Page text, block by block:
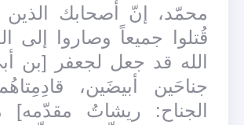
محمّد، إنّ أصحابك الذين
قُتلوا جميعاً وصاروا إلى
الله قد جعل لجعفر [بن
جناحَين أبيضَين،
الجناح: ريشاتُ مقدّمه]